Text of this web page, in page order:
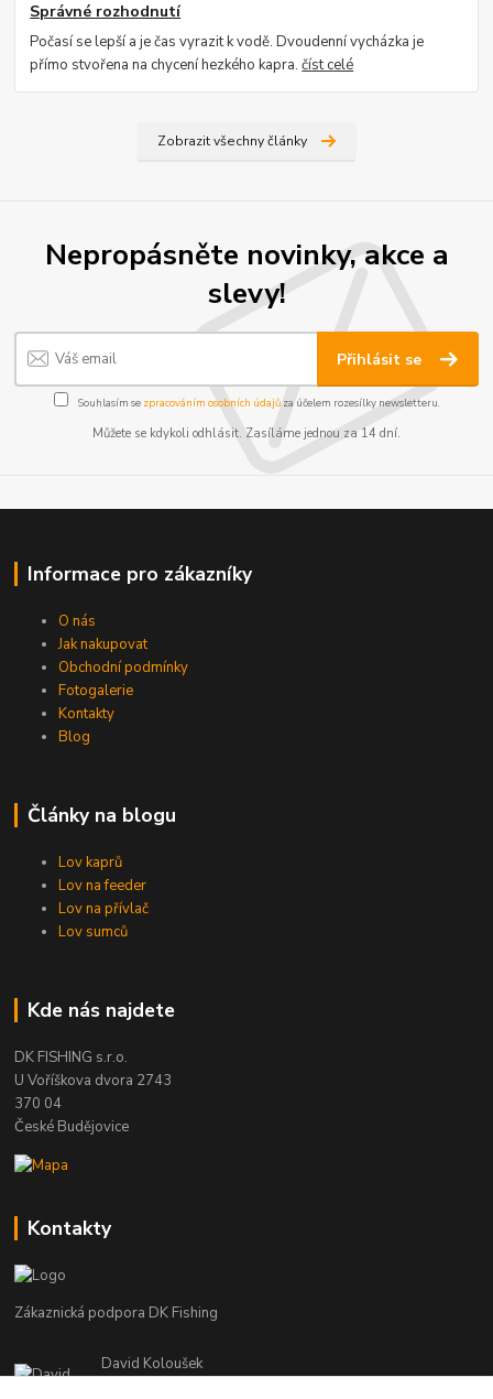
Správné rozhodnutí
Počasí se lepší a je čas vyrazit k vodě. Dvoudenní vycházka je
přímo stvořena na chycení hezkého kapra.číst celé
Zobrazit všechny články
Nepropásněte novinky, akce a
slevy!
Přihlásit se
Souhlasím se zpracováním osobních údajůza účelem rozesílky newsletteru.
Můžete se kdykoli odhlásit. Zasíláme jednou za 14 dní.
Informace pro zákazníky
O nás
Jak nakupovat
Obchodní podmínky
Fotogalerie
Kontakty
Blog
Články na blogu
Lov kaprů
Lov na feeder
Lov na přívlač
Lov sumců
Kde nás najdete
DK FISHING s.r.o.
U Voříškova dvora 2743
370 04
České Budějovice
Kontakty
Zákaznická podpora DK Fishing
David Koloušek